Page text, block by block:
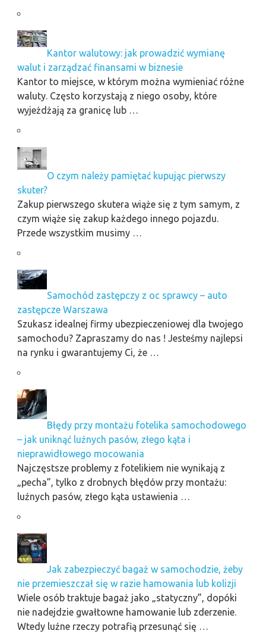
Kantor walutowy: jak prowadzić wymianę
walut i zarządzać finansami w biznesie
Kantor to miejsce, w którym można wymieniać różne
waluty. Często korzystają z niego osoby, które
wyjeżdżają za granicę lub …
O czym należy pamiętać kupując pierwszy
skuter?
Zakup pierwszego skutera wiąże się z tym samym, z
czym wiąże się zakup każdego innego pojazdu.
Przede wszystkim musimy …
Samochód zastępczy z oc sprawcy – auto
zastępcze Warszawa
Szukasz idealnej firmy ubezpieczeniowej dla twojego
samochodu? Zapraszamy do nas ! Jesteśmy najlepsi
na rynku i gwarantujemy Ci, że …
Błędy przy montażu fotelika samochodowego
– jak uniknąć luźnych pasów, złego kąta i
nieprawidłowego mocowania
Najczęstsze problemy z fotelikiem nie wynikają z
„pecha”, tylko z drobnych błędów przy montażu:
luźnych pasów, złego kąta ustawienia …
Jak zabezpieczyć bagaż w samochodzie, żeby
nie przemieszczał się w razie hamowania lub kolizji
Wiele osób traktuje bagaż jako „statyczny”, dopóki
nie nadejdzie gwałtowne hamowanie lub zderzenie.
Wtedy luźne rzeczy potrafią przesunąć się …